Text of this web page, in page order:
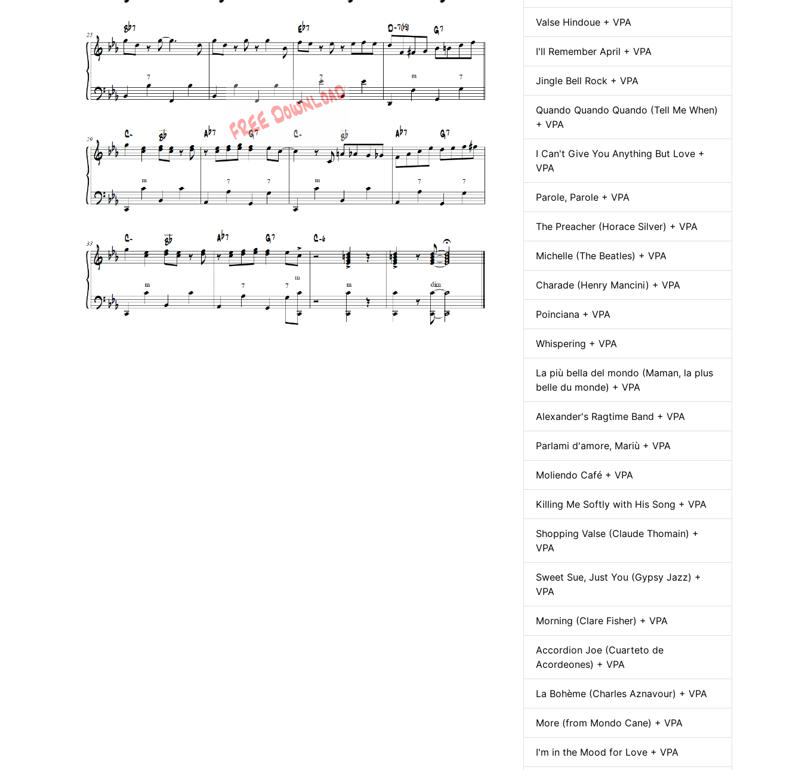
Valse Hindoue + VPA
I'll Remember April + VPA
Jingle Bell Rock + VPA
Quando Quando Quando (Tell Me When)
+ VPA
I Can't Give You Anything But Love +
VPA
Parole, Parole + VPA
The Preacher (Horace Silver) + VPA
Michelle (The Beatles) + VPA
Charade (Henry Mancini) + VPA
Poinciana + VPA
Whispering + VPA
La più bella del mondo (Maman, la plus
belle du monde) + VPA
Alexander's Ragtime Band + VPA
Parlami d'amore, Mariù + VPA
Moliendo Café + VPA
Killing Me Softly with His Song + VPA
Shopping Valse (Claude Thomain) +
VPA
Sweet Sue, Just You (Gypsy Jazz) +
VPA
Morning (Clare Fisher) + VPA
Accordion Joe (Cuarteto de
Acordeones) + VPA
La Bohème (Charles Aznavour) + VPA
More (from Mondo Cane) + VPA
I'm in the Mood for Love + VPA